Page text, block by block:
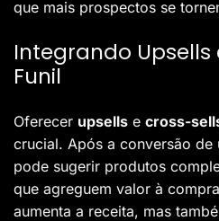
que mais prospectos se
Integrando Upsells
Funil
Oferecer upsells e cross-
crucial. Após a conversão
pode sugerir produtos
que agreguem valor à
aumenta a receita, mas